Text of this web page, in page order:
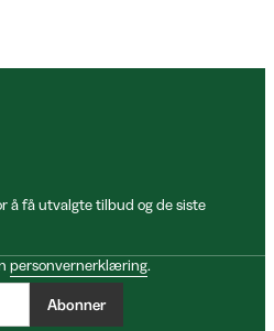
å få utvalgte tilbud og de siste
personvernerklæring.
Abonner